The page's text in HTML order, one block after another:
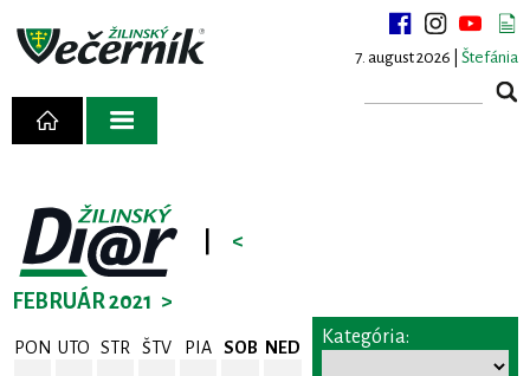
7. august 2026 | Štefánia
<
FEBRUÁR 2021 >
PON UTO STR ŠTV PIA SOB NED Kategória: